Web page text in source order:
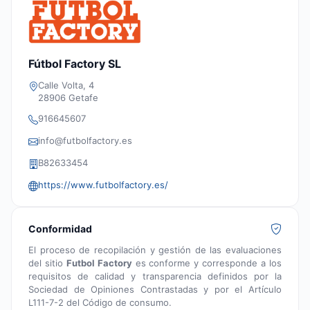
Fútbol Factory SL
Calle Volta, 4
28906 Getafe
916645607
info@futbolfactory.es
B82633454
https://www.futbolfactory.es/
Conformidad
El proceso de recopilación y gestión de las evaluaciones
del sitio Futbol Factoryes conforme y corresponde a los
requisitos de calidad y transparencia definidos por la
Sociedad de Opiniones Contrastadas y por el Artículo
L111-7-2 del Código de consumo.